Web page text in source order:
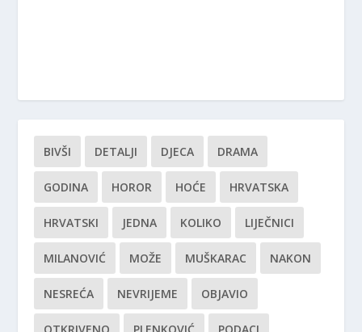
BIVŠI DETALJI DJECA DRAMA
GODINA HOROR HOĆE HRVATSKA
HRVATSKI JEDNA KOLIKO LIJEČNICI
MILANOVIĆ MOŽE MUŠKARAC NAKON
NESREĆA NEVRIJEME OBJAVIO